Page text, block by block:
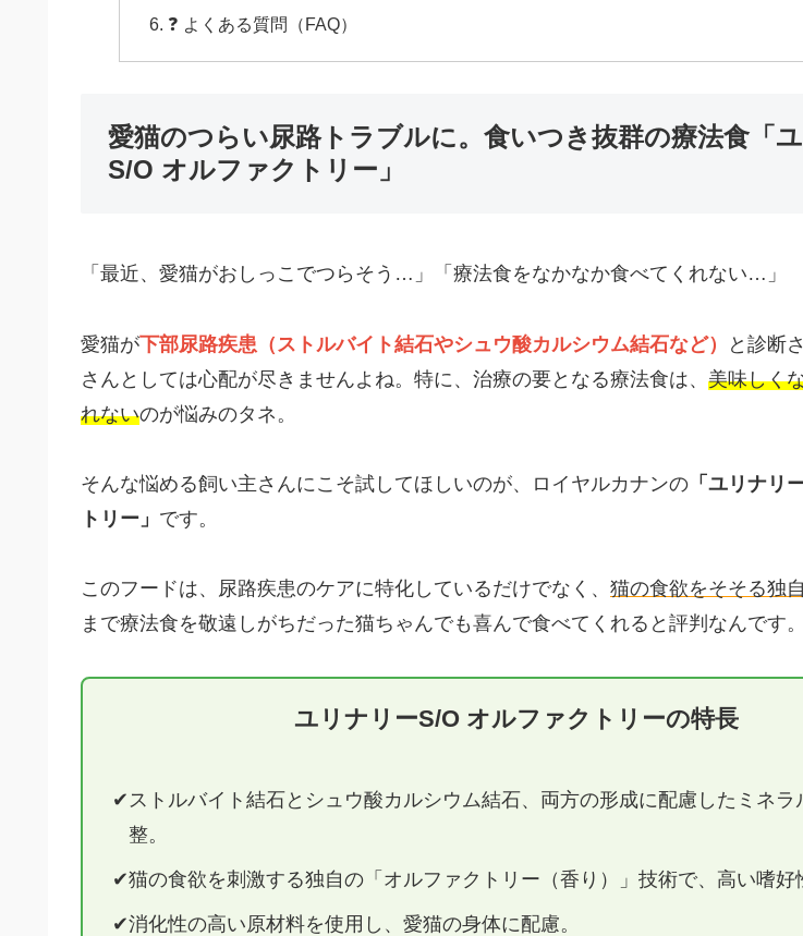
❓ よくある質問（FAQ）
愛猫のつらい尿路トラブルに。食いつき抜群の療法食「
S/O オルファクトリー」
「最近、愛猫がおしっこでつらそう…」「療法食をなかなか食べてくれない…」
愛猫が下部尿路疾患（ストルバイト結石やシュウ酸カルシウム結石など）
と診断
さんとしては心配が尽きませんよね。特に、治療の要となる療法食は、 美味しく
れないのが悩みのタネ。
そんな悩める飼い主さんにこそ試してほしいのが、ロイヤルカナンの 「ユリナリ
トリー」 です。
このフードは、尿路疾患のケアに特化しているだけでなく、 猫の食欲をそそる独
まで療法食を敬遠しがちだった猫ちゃんでも喜んで食べてくれると評判なんです。
ユリナリーS/O オルファクトリーの特長
ストルバイト結石とシュウ酸カルシウム結石、両方の形成に配慮したミネラ
整。
猫の食欲を刺激する独自の「オルファクトリー（香り）」技術で、高い嗜好
消化性の高い原材料を使用し、愛猫の身体に配慮。